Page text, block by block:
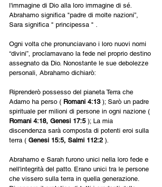
l'immagine di Dio alla loro immagine di sé.
Abrahamo significa "padre di molte nazioni”,
Sara significa " principessa " .
Ogni volta che pronunciavano i loro nuovi nomi
“divini”, proclamavano la fede nel proprio destino
assegnato da Dio. Nonostante le sue debolezze
personali, Abrahamo dichiarò:
Riprenderò possesso del pianeta Terra che
Adamo ha perso ( Romani 4:13 ); Sarò un padre
spirituale per milioni di persone in ogni nazione (
Romani 4:18, Genesi 17:5 ); La mia
discendenza sarà composta di potenti eroi sulla
terra ( Genesi 15:5, Salmi 112:2 ).
Abrahamo e Sarah furono unici nella loro fede e
nell'integrità del patto. Erano unici tra le persone
che vissero sulla terra in quella generazione.